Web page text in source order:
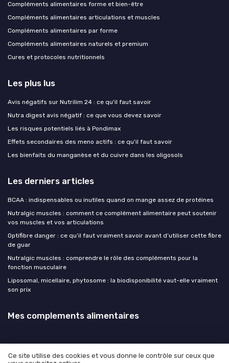
Compléments alimentaires forme et bien-être
Compléments alimentaires articulations et muscles
Compléments alimentaires par forme
Compléments alimentaires naturels et premium
Cures et protocoles nutritionnels
Les plus lus
Avis négatifs sur Nutrilim 24 : ce qu'il faut savoir
Nutra digest avis négatif : ce que vous devez savoir
Les risques potentiels liés à Pondimax
Effets secondaires des meno actifs : ce qu'il faut savoir
Les bienfaits du manganèse et du cuivre dans les oligosols
Les derniers articles
BCAA : indispensables ou inutiles quand on mange assez de protéines
Nutralgic muscles : comment ce complément alimentaire peut soutenir
vos muscles et vos articulations
Optifibre danger : ce qu’il faut vraiment savoir avant d’utiliser cette fibre
de guar
Nutralgic muscles : comprendre le rôle des compléments pour la
fonction musculaire
Liposomal, micellaire, phytosome : la biodisponibilité vaut-elle vraiment
son prix
Mes complements alimentaires
Ce site utilise des cookies et vous donne le contrôle sur ceux que